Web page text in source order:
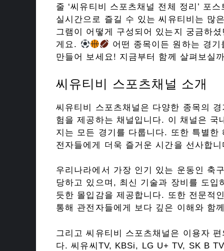
줄 ‘씨유티비 스포츠채널 전체 정리’ 포
실시간으로 즐길 수 있는 씨유티비는 많
그램이 어떻게 구성되어 있는지 궁금하
게요.
어떤 종목이든 원하는 경
만들어 보세요! 지금부터 함께 살펴보실
씨유티비 스포츠채널 소개
씨유티비 스포츠채널은 다양한 종목의
험을 제공하는 채널입니다. 이 채널은
지는 모든 경기를 다룹니다. 또한 특별
전자들에게 더욱 즐거운 시간을 선사합
우리나라에서 가장 인기 있는 운동인 축
당하고 있으며, 최신 기술과 장비를 도
듯한 몰입감을 제공합니다. 또한 전문적
통해 관전자들에게 보다 깊은 이해와 함
그리고 씨유티비 스포츠채널은 이용자
다. 씨유씨TV, KBSi, LG U+ TV, SK B